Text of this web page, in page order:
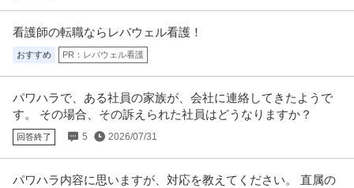
看護師の転職ならレバウェル看護！
おすすめ PR：レバウェル看護
パワハラで、ある社員の家族が、会社に連絡してきたようで
す。 その場合、その訴えられた社員はどうなりますか？
回答終了 5 2026/07/31
パワハラ内容に思いますが、対応を教えてください。 直属の